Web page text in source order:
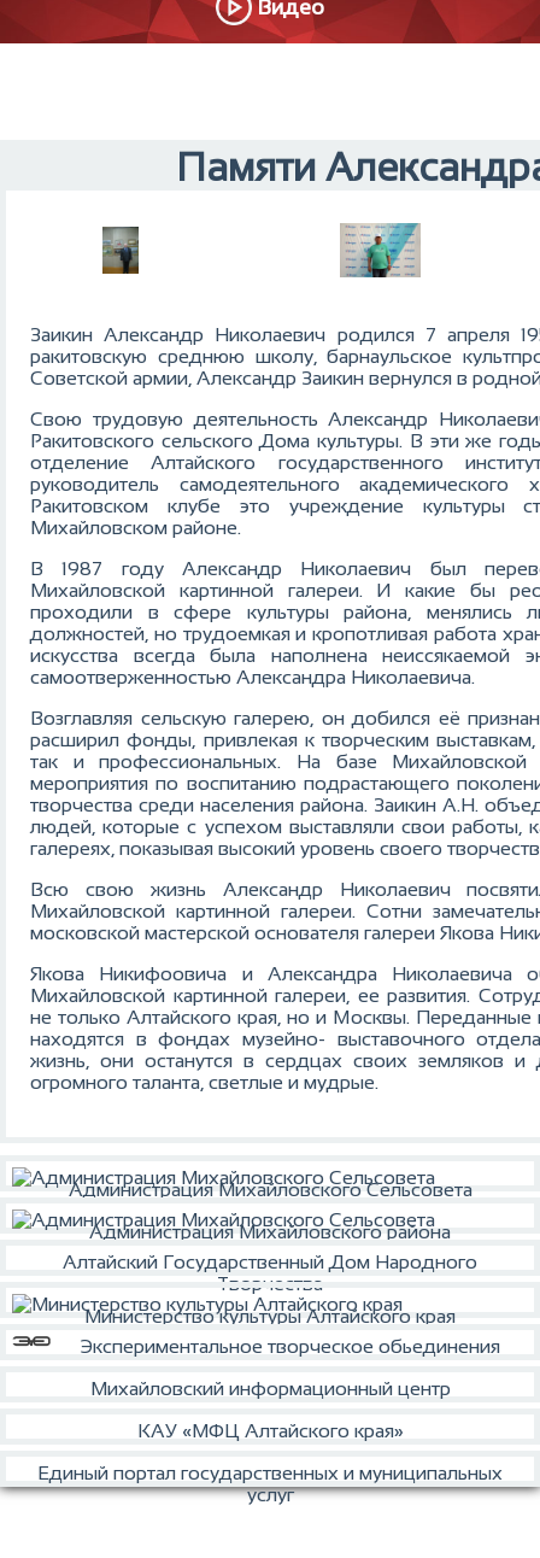
Видео
Памяти
Заикин Александр Николаевич родился 7 апреля
ракитовскую среднюю школу, барнаульское
Советской армии, Александр Заикин вернулся в
Свою трудовую деятельность Александр
Ракитовского сельского Дома культуры. В эти же
отделение Алтайского государственного
руководитель самодеятельного
Ракитовском клубе это учреждение культуры
Михайловском районе.
В 1987 году Александр Николаевич был
Михайловской картинной галереи. И какие бы
проходили в сфере культуры района, менялись
должностей, но трудоемкая и кропотливая работа
искусства всегда была наполнена неиссякаемой
самоотверженностью Александра Николаевича.
Возглавляя сельскую галерею, он добился её
расширил фонды, привлекая к творческим
так и профессиональных. На базе Михайловской
мероприятия по воспитанию подрастающего
творчества среди населения района. Заикин А.Н.
людей, которые с успехом выставляли свои работы,
галереях, показывая высокий уровень своего
Всю свою жизнь Александр Николаевич
Михайловской картинной галереи. Сотни
московской мастерской основателя галереи Якова
Якова Никифоовича и Александра Николаевича
Михайловской картинной галереи, ее развития.
не только Алтайского края, но и Москвы.
находятся в фондах музейно- выставочного
жизнь, они останутся в сердцах своих земляков
огромного таланта, светлые и мудрые.
Администрация Михайловского Сельсовета
Администрация Михайловского района
Алтайский Государственный Дом Народного
Творчества
Министерство культуры Алтайского края
Экспериментальное творческое обьединения
Михайловский информационный центр
КАУ «МФЦ Алтайского края»
Единый портал государственных и муниципальных
услуг